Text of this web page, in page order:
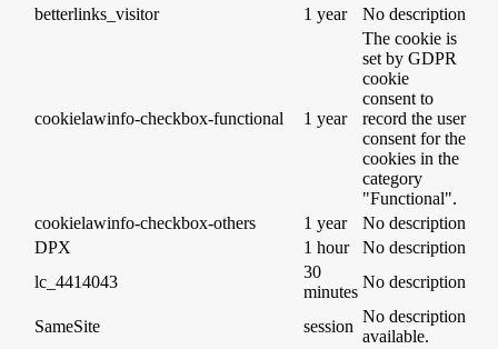
betterlinks_visitor
1 year No description
cookielawinfo-checkbox-functional 1 year
The cookie is
set by GDPR
cookie
consent to
record the user
consent for the
cookies in the
category
"Functional".
cookielawinfo-checkbox-others
1 year
No description
DPX
1 hour
No description
lc_4414043
30
minutes
No description
SameSite session
No description
available.